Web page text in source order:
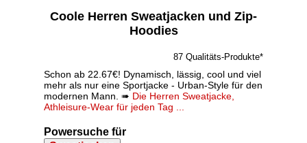
Coole Herren Sweatjacken und Zip-
Hoodies
87 Qualitäts-Produkte*
Schon ab 22.67€! Dynamisch, lässig, cool und viel
mehr als nur eine Sportjacke - Urban-Style für den
modernen Mann. ➠ Die Herren Sweatjacke,
Athleisure-Wear für jeden Tag ...
Powersuche für